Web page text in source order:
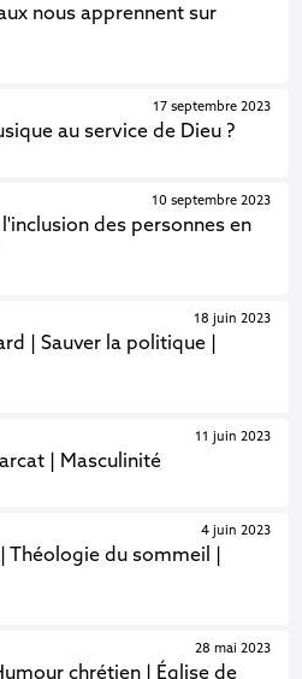
nous apprennent sur
au service de Dieu ?
17 septembre 2023
des personnes en
10 septembre 2023
| Sauver la politique |
18 juin 2023
| Masculinité
11 juin 2023
Théologie du sommeil |
4 juin 2023
chrétien | Église de
28 mai 2023